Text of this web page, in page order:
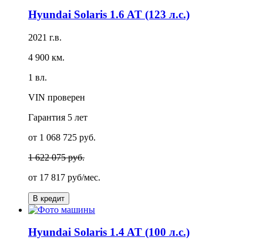
Hyundai Solaris 1.6 AT (123 л.с.)
2021 г.в.
4 900 км.
1 вл.
VIN проверен
Гарантия 5 лет
от 1 068 725 руб.
1 622 075 руб.
от 17 817 руб/мес.
В кредит
Hyundai Solaris 1.4 AT (100 л.с.)